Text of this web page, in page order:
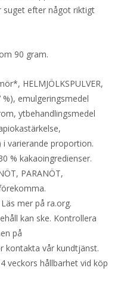
suget efter något riktigt
90 gram.
HELMJÖLKSPULVER,
%), emulgeringsmedel
ytbehandlingsmedel
varierande proportion.
% kakaoingredienser.
PARANÖT,
mer på ra.org.
kan ske. Kontrollera
på
kontakta vår kundtjänst.
veckors hållbarhet vid köp